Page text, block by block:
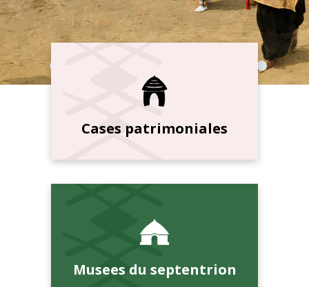
Cases patrimoniales
Musees du septentrion